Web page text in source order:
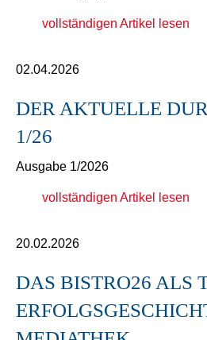
vollständigen Artikel lesen
02.04.2026
DER AKTUELLE
1/26
Ausgabe 1/2026
vollständigen Artikel lesen
20.02.2026
DAS BISTRO26 ALS